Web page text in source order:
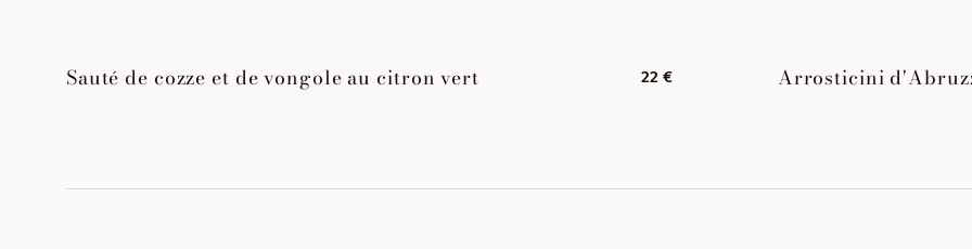
Sauté de cozze et de vongole au citron vert 22 € Arrosticini